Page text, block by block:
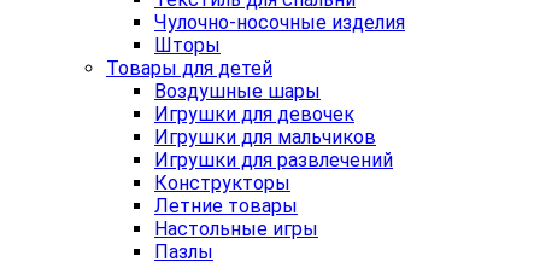
Чулочно-носочные изделия
Шторы
Товары для детей
Воздушные шары
Игрушки для девочек
Игрушки для мальчиков
Игрушки для развлечений
Конструкторы
Летние товары
Настольные игры
Пазлы